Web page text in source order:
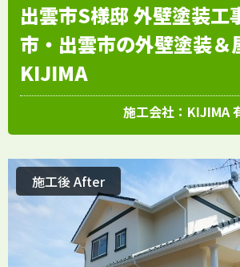
出雲市S様邸 外壁塗装工
市・出雲市の外壁塗装＆
KIJIMA
施工会社： KIJIMA
施工後 After